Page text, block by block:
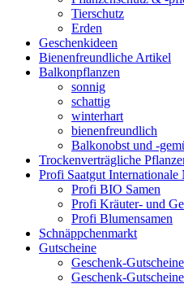
Tierschutz
Erden
Geschenkideen
Bienenfreundliche Artikel
Balkonpflanzen
sonnig
schattig
winterhart
bienenfreundlich
Balkonobst und -
Trockenverträgliche
Profi Saatgut Internationale
Profi BIO Samen
Profi Kräuter- und
Profi Blumensamen
Schnäppchenmarkt
Gutscheine
Geschenk-
Geschenk-